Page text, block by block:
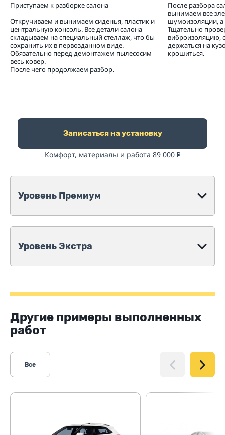
Приступаем к разборке салона
Откручиваем и вынимаем сиденья, пластик и
центральную консоль. Все детали салона
складываем на специальный стеллаж, что бы
сохранить их в первозданном виде.
Обязательно перед демонтажем пылесосим
весь ковер.
После чего продолжаем разбор.
После разбора
вынимаем все
шумоизоляции, а
Тщательно
виброизоляцию,
держаться на
крошиться.
Записаться на установку
Комфорт, материалы и работа 89 000 ₽
Уровень Премиум
Уровень Экстра
Другие примеры выполненных
работ
Все